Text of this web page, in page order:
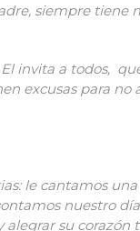
siempre tiene
invita a todos,
excusas para
le cantamos
nuestro
alegrar su